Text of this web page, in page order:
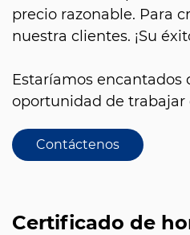
precio razonable. Para
nuestra clientes. ¡Su
Estaríamos encantados
oportunidad de trabajar
Contáctenos
Certificado de